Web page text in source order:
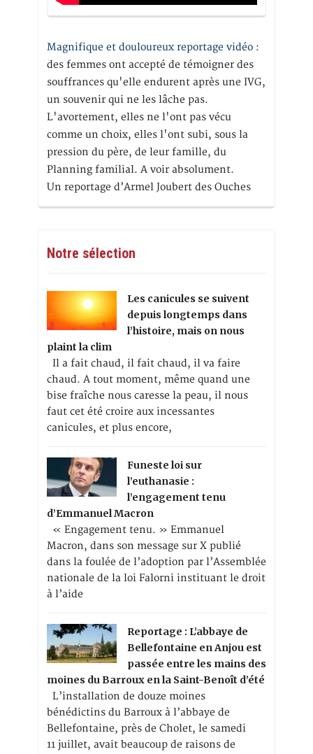
Magnifique et douloureux reportage vidéo :
des femmes ont accepté de témoigner des
souffrances qu'elle endurent après une IVG,
un souvenir qui ne les lâche pas.
L'avortement, elles ne l'ont pas vécu
comme un choix, elles l'ont subi, sous la
pression du père, de leur famille, du
Planning familial. A voir absolument.
Un reportage d’Armel Joubert des Ouches
Notre sélection
Les canicules se suivent
depuis longtemps dans
l’histoire, mais on nous
plaint la clim
Il a fait chaud, il fait chaud, il va faire
chaud. A tout moment, même quand une
bise fraîche nous caresse la peau, il nous
faut cet été croire aux incessantes
canicules, et plus encore,
Funeste loi sur
l’euthanasie :
l’engagement tenu
d’Emmanuel Macron
« Engagement tenu. » Emmanuel
Macron, dans son message sur X publié
dans la foulée de l’adoption par l’Assemblée
nationale de la loi Falorni instituant le droit
à l’aide
Reportage : L’abbaye de
Bellefontaine en Anjou est
passée entre les mains des
moines du Barroux en la Saint-Benoît d’été
L’installation de douze moines
bénédictins du Barroux à l’abbaye de
Bellefontaine, près de Cholet, le samedi
11 juillet, avait beaucoup de raisons de